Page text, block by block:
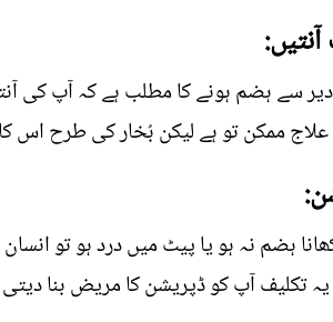
دیر سے ہضم ہونے کا مطلب ہے کہ آپ کی
ممکن تو ہے لیکن بُخار کی طرح اس
ہضم نہ ہو یا پیٹ میں درد ہو تو
تکلیف آپ کو ڈپریشن کا مریض بنا